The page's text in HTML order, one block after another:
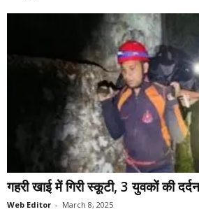
गहरी खाई में गिरी स्कूटी, 3 युवकों की
Web Editor - March 8, 2025